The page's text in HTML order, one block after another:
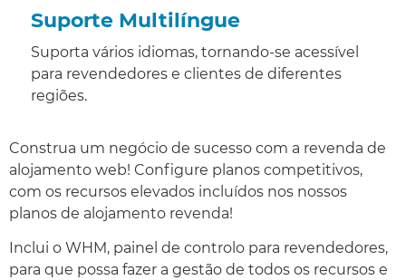
Suporte Multilíngue
Suporta vários idiomas, tornando-se acessível
para revendedores e clientes de diferentes
regiões.
Construa um negócio de sucesso com a revenda de
alojamento web! Configure planos competitivos,
com os recursos elevados incluídos nos nossos
planos de alojamento revenda!
Inclui o WHM, painel de controlo para revendedores,
para que possa fazer a gestão de todos os recursos e